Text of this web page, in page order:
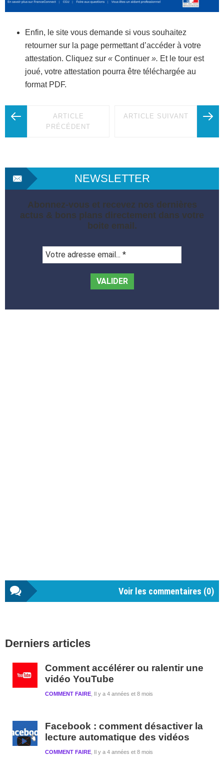
Enfin, le site vous demande si vous souhaitez
retourner sur la page permettant d’accéder à votre
attestation. Cliquez sur « Continuer ». Et le tour est
joué, votre attestation pourra être téléchargée au
format PDF.
ARTICLE
PRÉCÉDENT
ARTICLE SUIVANT
NEWSLETTER
Abonnez-vous et recevez nos dernières
actus & bons plans directement dans votre
boite email.
adresse
Voir les commentaires (0)
latérale
Derniers articles
Comment accélérer ou ralentir une
vidéo YouTube
Il y a 4 années et 8 mois
COMMENT FAIRE
Facebook : comment désactiver la
lecture automatique des vidéos
Il y a 4 années et 8 mois
COMMENT FAIRE